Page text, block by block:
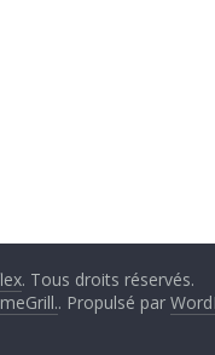
. Tous droits réservés.
. Propulsé par